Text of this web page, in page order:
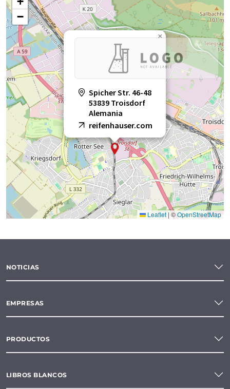
Spicher Str. 46-48
53839 Troisdorf
Alemania
reifenhauser.com
×
−
Leaflet|©OpenStreetMap
NOTICIAS
EMPRESAS
PRODUCTOS
LIBROS BLANCOS